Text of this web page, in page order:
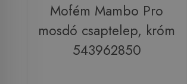
Mofém Mambo Pro
mosdó csaptelep, króm
543962850